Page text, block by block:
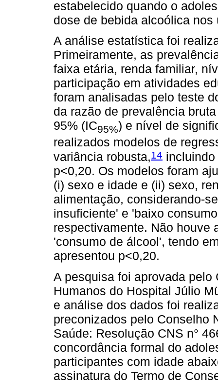
estabelecido quando o
dose de bebida alcoólica nos
A análise estatística foi
Primeiramente, as
faixa etária, renda familiar,
participação em atividades
foram analisadas pelo teste
da razão de prevalência
95% (IC95%) e nível de
realizados modelos de
variância robusta,14
p<0,20. Os modelos foram
(i) sexo e idade e (ii) sexo,
alimentação, considerando-
insuficiente' e 'baixo
respectivamente. Não houve
'consumo de álcool', tendo
apresentou p<0,20.
A pesquisa foi aprovada
Humanos do Hospital Júlio
e análise dos dados foi
preconizados pelo Conselho
Saúde: Resolução CNS n°
concordância formal do
participantes com idade
assinatura do Termo de